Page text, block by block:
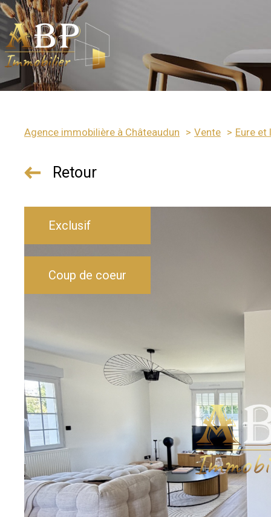
vente
Agence immobilière à Châteaudun Vente Eure et
Retour
Exclusif
Coup de coeur